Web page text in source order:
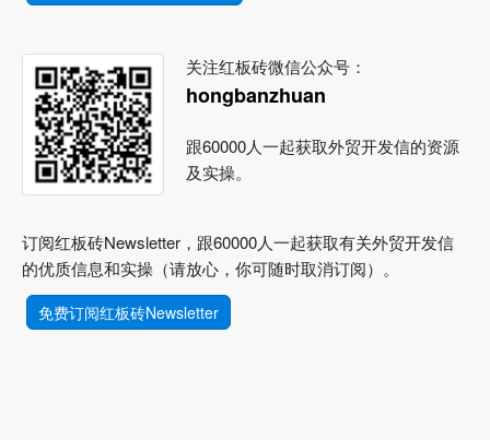
关注红板砖微信公众号：
hongbanzhuan
跟60000人一起获取外贸开发信的资源
及实操。
订阅红板砖Newsletter，跟60000人一起获取有关外贸开发信
的优质信息和实操（请放心，你可随时取消订阅）。
免费订阅红板砖Newsletter